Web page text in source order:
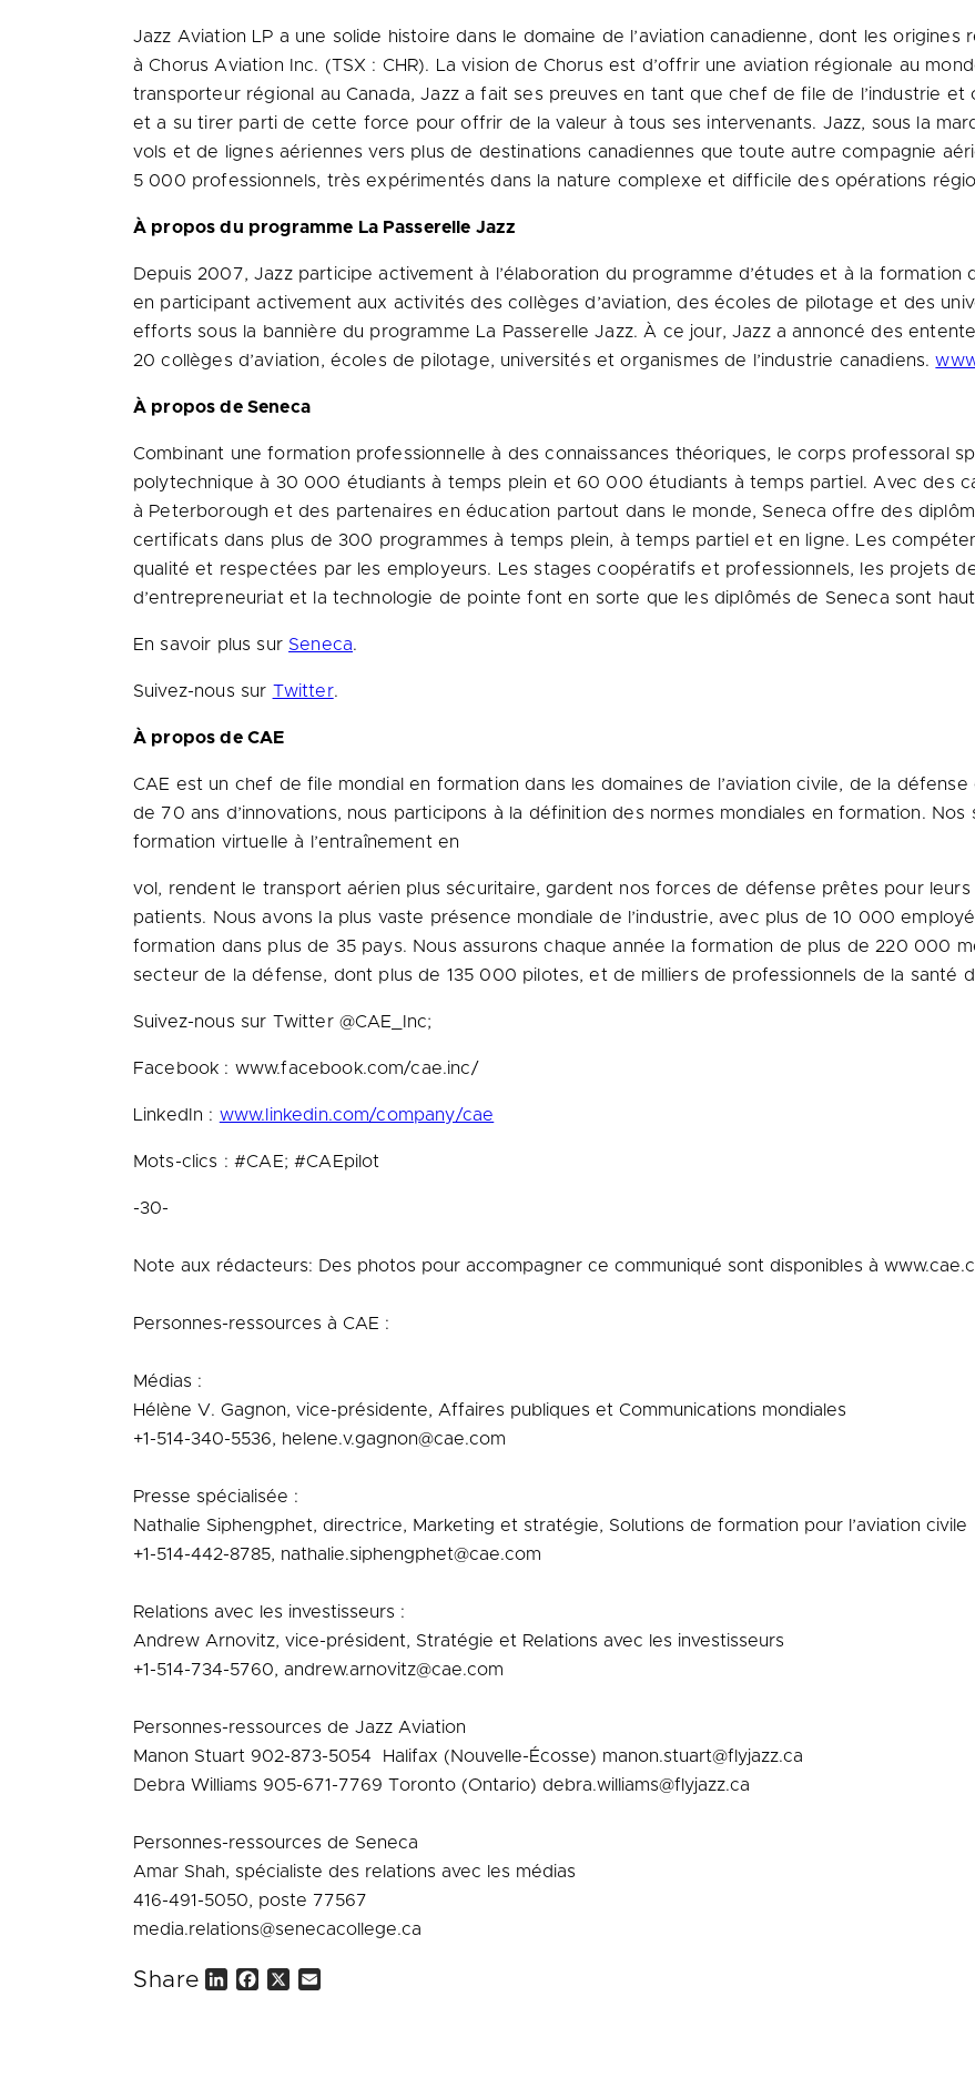
Jazz Aviation LP a une solide histoire dans le domaine de l’aviation canadienne, dont les
à Chorus Aviation Inc. (TSX : CHR). La vision de Chorus est d’offrir une aviation régionale au
transporteur régional au Canada, Jazz a fait ses preuves en tant que chef de file de l’industrie
et a su tirer parti de cette force pour offrir de la valeur à tous ses intervenants. Jazz, sous la
vols et de lignes aériennes vers plus de destinations canadiennes que toute autre compagnie
5 000 professionnels, très expérimentés dans la nature complexe et difficile des opérations
À propos du programme La Passerelle Jazz
Depuis 2007, Jazz participe activement à l’élaboration du programme d’études et à la formation
en participant activement aux activités des collèges d’aviation, des écoles de pilotage et des
efforts sous la bannière du programme La Passerelle Jazz. À ce jour, Jazz a annoncé des
20 collèges d’aviation, écoles de pilotage, universités et organismes de l’industrie canadiens.
À propos de Seneca
Combinant une formation professionnelle à des connaissances théoriques, le corps professoral
polytechnique à 30 000 étudiants à temps plein et 60 000 étudiants à temps partiel. Avec des
à Peterborough et des partenaires en éducation partout dans le monde, Seneca offre des
certificats dans plus de 300 programmes à temps plein, à temps partiel et en ligne. Les
qualité et respectées par les employeurs. Les stages coopératifs et professionnels, les projets
d’entrepreneuriat et la technologie de pointe font en sorte que les diplômés de Seneca sont
En savoir plus sur Seneca.
Suivez-nous sur Twitter.
À propos de CAE
CAE est un chef de file mondial en formation dans les domaines de l’aviation civile, de la
de 70 ans d’innovations, nous participons à la définition des normes mondiales en formation.
formation virtuelle à l’entraînement en
vol, rendent le transport aérien plus sécuritaire, gardent nos forces de défense prêtes pour
patients. Nous avons la plus vaste présence mondiale de l’industrie, avec plus de 10 000
formation dans plus de 35 pays. Nous assurons chaque année la formation de plus de 220 000
secteur de la défense, dont plus de 135 000 pilotes, et de milliers de professionnels de la santé
Suivez-nous sur Twitter @CAE_Inc;
Facebook : www.facebook.com/cae.inc/
LinkedIn : www.linkedin.com/company/cae
Mots-clics : #CAE; #CAEpilot
-30-
Note aux rédacteurs: Des photos pour accompagner ce communiqué sont disponibles à
Personnes-ressources à CAE :
Médias :
Hélène V. Gagnon, vice-présidente, Affaires publiques et Communications mondiales
+1-514-340-5536, helene.v.gagnon@cae.com
Presse spécialisée :
Nathalie Siphengphet, directrice, Marketing et stratégie, Solutions de formation pour l’aviation civile
+1-514-442-8785, nathalie.siphengphet@cae.com
Relations avec les investisseurs :
Andrew Arnovitz, vice-président, Stratégie et Relations avec les investisseurs
+1-514-734-5760, andrew.arnovitz@cae.com
Personnes-ressources de Jazz Aviation
Manon Stuart 902-873-5054
Halifax (Nouvelle-Écosse) manon.stuart@flyjazz.ca
Debra Williams 905-671-7769 Toronto (Ontario) debra.williams@flyjazz.ca
Personnes-ressources de Seneca
Amar Shah, spécialiste des relations avec les médias
416-491-5050, poste 77567
media.relations@senecacollege.ca
Share